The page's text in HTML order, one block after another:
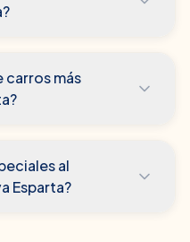
carros más
al
Esparta?